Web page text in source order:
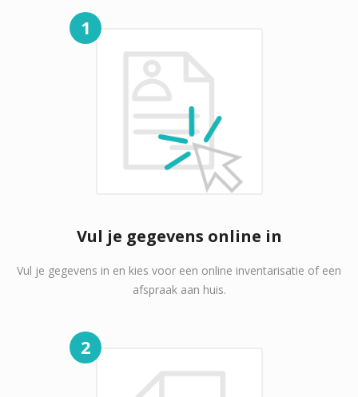
1
Vul je gegevens online in
Vul je gegevens in en kies voor een online inventarisatie of een
afspraak aan huis.
2